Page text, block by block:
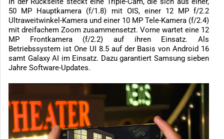
50 MP Hauptkamera (f/1.8) mit OIS, einer 12 MP f/2.2
Ultraweitwinkel-Kamera und einer 10 MP Tele-Kamera (f/2.4)
mit dreifachem Zoom zusammensetzt. Vorne wartet eine 12
MP Frontkamera (f/2.2) auf ihren Einsatz. Als
Betriebssystem ist One UI 8.5 auf der Basis von Android 16
samt Galaxy AI im Einsatz. Dazu garantiert Samsung sieben
Jahre Software-Updates.